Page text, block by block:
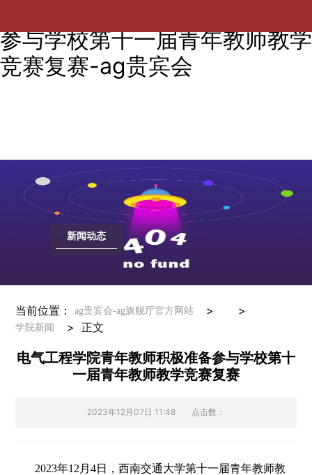
参与学校第十一届青年教师教学
竞赛复赛-ag贵宾会
新闻动态
当前位置： ag贵宾会-ag旗舰厅官方网站 > >
学院新闻 > 正文
电气工程学院青年教师积极准备参与学校第十
一届青年教师教学竞赛复赛
2023年12月07日 11:48 点击数：
2023年12月4日，西南交通大学第十一届青年教师教